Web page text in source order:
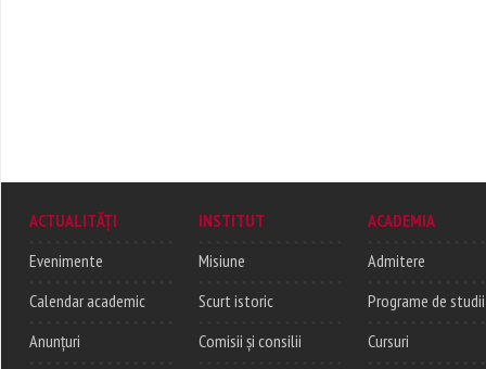
ACTUALITĂȚI
Evenimente
Calendar academic
Anunțuri
INSTITUT
Misiune
Scurt istoric
Comisii și consilii
ACADEMIA
Admitere
Programe de studii
Cursuri